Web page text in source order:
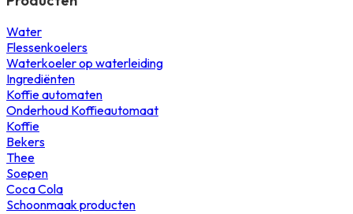
Water
Flessenkoelers
Waterkoeler op waterleiding
Ingrediënten
Koffie automaten
Onderhoud Koffieautomaat
Koffie
Bekers
Thee
Soepen
Coca Cola
Schoonmaak producten